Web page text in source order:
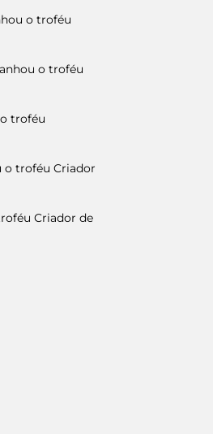
o troféu
o troféu
troféu
o troféu Criador
Criador de